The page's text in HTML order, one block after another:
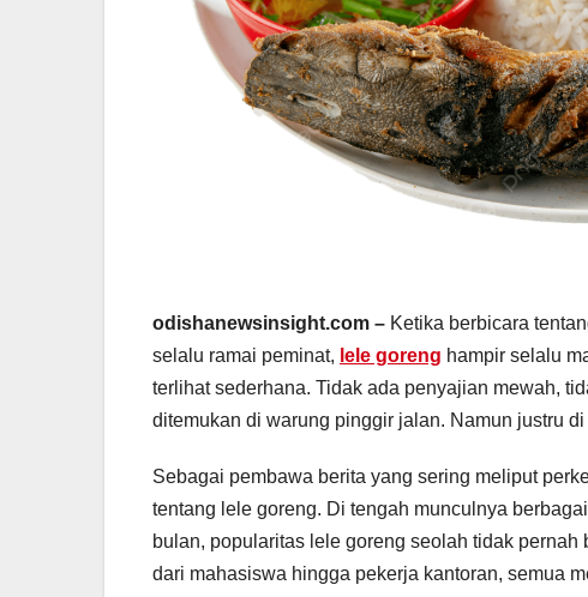
odishanewsinsight.com – Ketika berbicara
selalu ramai peminat, lele goreng hampir selalu
terlihat sederhana. Tidak ada penyajian mewah,
ditemukan di warung pinggir jalan. Namun justru
Sebagai pembawa berita yang sering meliput
tentang lele goreng. Di tengah munculnya
bulan, popularitas lele goreng seolah tidak
dari mahasiswa hingga pekerja kantoran, semua